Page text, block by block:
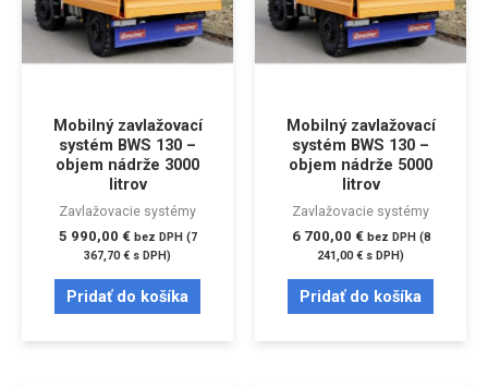
Mobilný zavlažovací
systém BWS 130 –
objem nádrže 3000
litrov
Zavlažovacie systémy
5 990,00 € bez DPH (7
367,70€ s DPH)
Pridať do košíka
Mobilný zavlažovací
systém BWS 130 –
objem nádrže 5000
litrov
Zavlažovacie systémy
6 700,00 € bez DPH (8
241,00€ s DPH)
Pridať do košíka